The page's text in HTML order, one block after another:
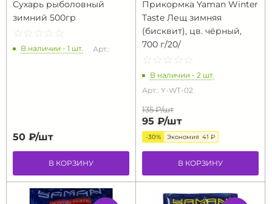
Сухарь рыболовный
зимний 500гр
☆ ☆ ☆ ☆ ☆
★ ★ ★ ★ ★
В наличии - 1 шт. Арт.:
50 ₽/шт
В КОРЗИНУ
Прикормка Yaman Winter
Taste Лещ зимняя
(бисквит), цв. чёрный,
700 г/20/
☆ ☆ ☆ ☆ ☆
★ ★ ★ ★ ★
В наличии - 2 шт.
Арт.: Y-WT-02
135 ₽/шт
95 ₽/шт
-30% Экономия 41 ₽
В КОРЗИНУ